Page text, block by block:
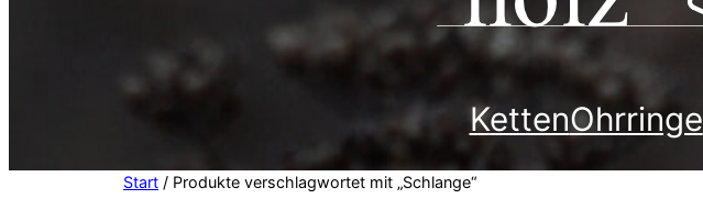
KettenOhrringe
Start / Produkte verschlagwortet mit „Schlange“